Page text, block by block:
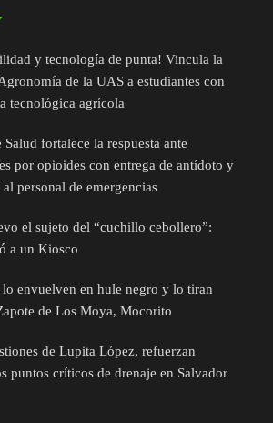
y tecnología de punta! Vincula la
de la UAS a estudiantes con
tecnológica agrícola
Salud fortalece la respuesta ante
por opioides con entrega de antídoto y
personal de emergencias
el sujeto del “cuchillo cebollero”:
a un Kiosco
envuelven en hule negro y lo tiran
de Los Moya, Mocorito
de Lupita López, refuerzan
puntos críticos de drenaje en Salvador